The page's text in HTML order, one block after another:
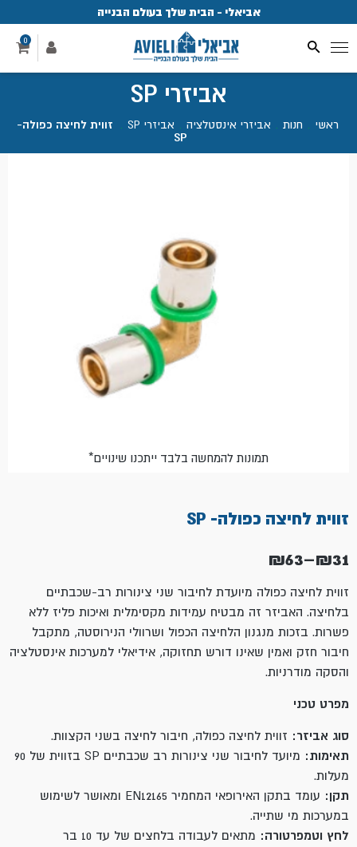
אביאלי - הבית שלך בעולם הבנייה
0
אביזרי SP
ראשי חנות אביזרי אינסטלציה אביזרי SP
זווית לחיצה כפולה-
SP
זווית לחיצה כפולה- SP
₪31
–
₪63
טווח
מחירים:
עד
זווית לחיצה כפולה מיועדת לחיבור שני צינורות רב-שכבתיים
בלחיצה. האביזר זה מבטיח עמידות מקסימלית ואיכות פליז ללא
פשרות. בזכות מנגנון הלחיצה הכפול ושרוולי הנירוסטה, מתקבל
חיבור חזק ואמין שאינו דורש תחזוקה, אידיאלי למערכות אינסטלציה
והסקה מודרניות.
מפרט טכני
סוג אביזר: זווית לחיצה כפולה, חיבור לחיצה בשני הקצוות.
תאימות:
מיועד לחיבור שני צינורות רב שכבתיים SP בזווית של 90
מעלות.
תקן:
עומד בתקן האירופאי המחמיר EN12165 ומאושר לשימוש
במערכות מי שתייה.
לחץ וטמפרטורה:
מתאים לעבודה בלחצים של עד 10 בר
*תמונות להמחשה בלבד ייתכנו שינויים